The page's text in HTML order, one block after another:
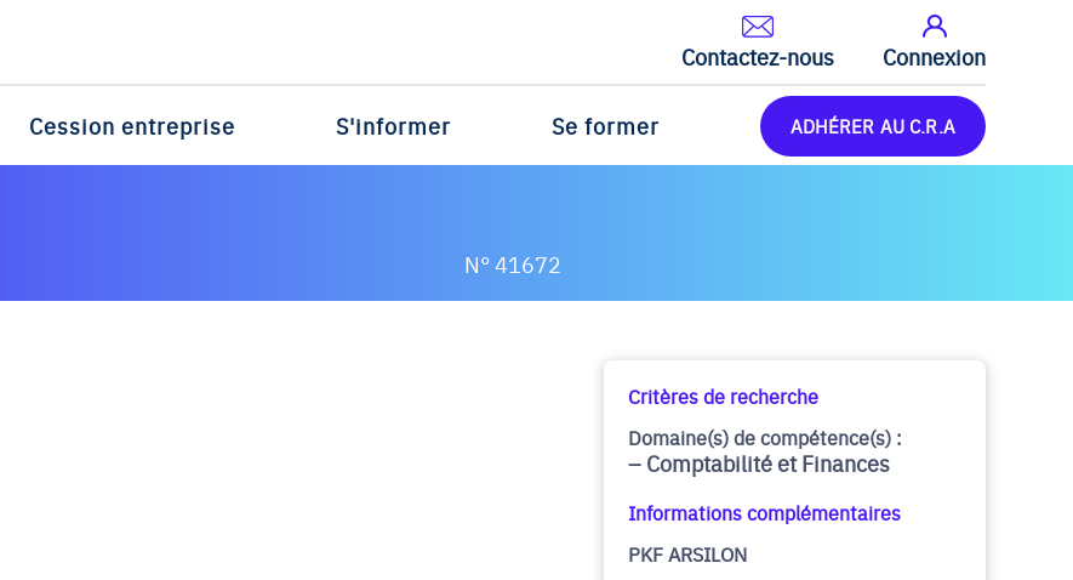
Contactez-nous Connexion
Cession entreprise S'informer Se former ADHÉRER AU C.R.A
N° 41672
Critères de recherche
Domaine(s) de compétence(s) :
Comptabilité et Finances
Informations complémentaires
PKF ARSILON